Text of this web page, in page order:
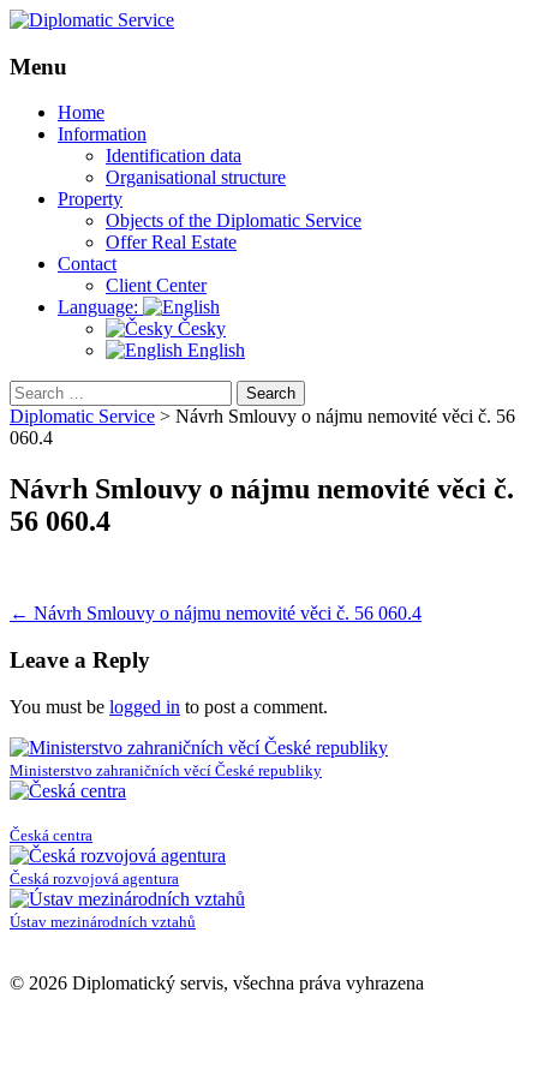
Menu
Skip
Home
Information
Identification data
Organisational structure
Property
Objects of the Diplomatic Service
Offer Real Estate
Contact
Client Center
Language:
Česky
English
Search
for:
Diplomatic Service > Návrh Smlouvy o nájmu nemovité věci č. 56
060.4
Návrh Smlouvy o nájmu nemovité věci č.
56 060.4
Post
navigation
← Návrh Smlouvy o nájmu nemovité věci č. 56 060.4
Leave a Reply
You must be logged in to post a comment.
Ministerstvo zahraničních věcí České republiky
Česká centra
Česká rozvojová agentura
Ústav mezinárodních vztahů
© 2026 Diplomatický servis, všechna práva vyhrazena